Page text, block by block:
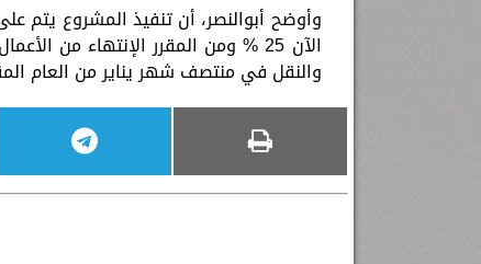
وأوضح أبوالنصر، أن تنفيذ المشروع يتم
الآن 25 % ومن المقرر الإنتهاء من
والنقل في منتصف شهر يناير من العام المقبل